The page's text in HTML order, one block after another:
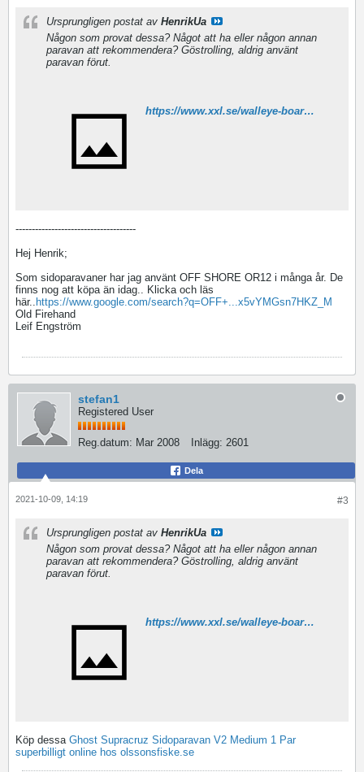
Ursprungligen postat av HenrikUa
Någon som provat dessa? Något att ha eller någon annan
paravan att rekommendera? Göstrolling, aldrig använt
paravan förut.
https://www.xxl.se/walleye-board-left/p/1099021_1_style
-------------------------------------
Hej Henrik;
Som sidoparavaner har jag använt OFF SHORE OR12 i många år. De
finns nog att köpa än idag.. Klicka och läs
här.. https://www.google.com/search?q=OFF+...x5vYMGsn7HKZ_M
Old Firehand
Leif Engström
stefan1
Registered User
Reg.datum: Mar 2008 Inlägg: 2601
Dela
#3
2021-10-09, 14:19
Ursprungligen postat av HenrikUa
Någon som provat dessa? Något att ha eller någon annan
paravan att rekommendera? Göstrolling, aldrig använt
paravan förut.
https://www.xxl.se/walleye-board-left/p/1099021_1_style
Köp dessa Ghost Supracruz Sidoparavan V2 Medium 1 Par
superbilligt online hos olssonsfiske.se